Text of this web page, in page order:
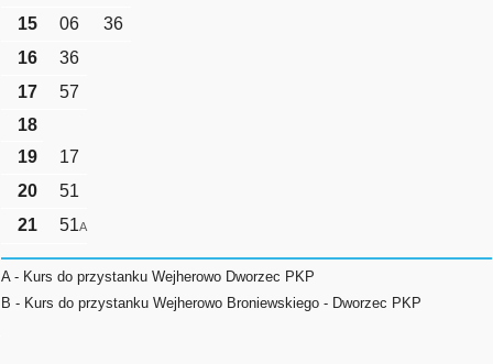
15 06
36
16
36
17
57
18
19
17
20
51
21
51A
A - Kurs do przystanku Wejherowo Dworzec PKP
B - Kurs do przystanku Wejherowo Broniewskiego - Dworzec PKP